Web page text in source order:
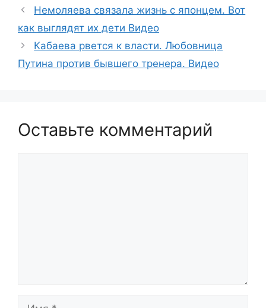
Немоляева связала жизнь с японцем. Вот
как выглядят их дети Видео
Кабаева рвется к власти. Любовница
Путина против бывшего тренера. Видео
Оставьте комментарий